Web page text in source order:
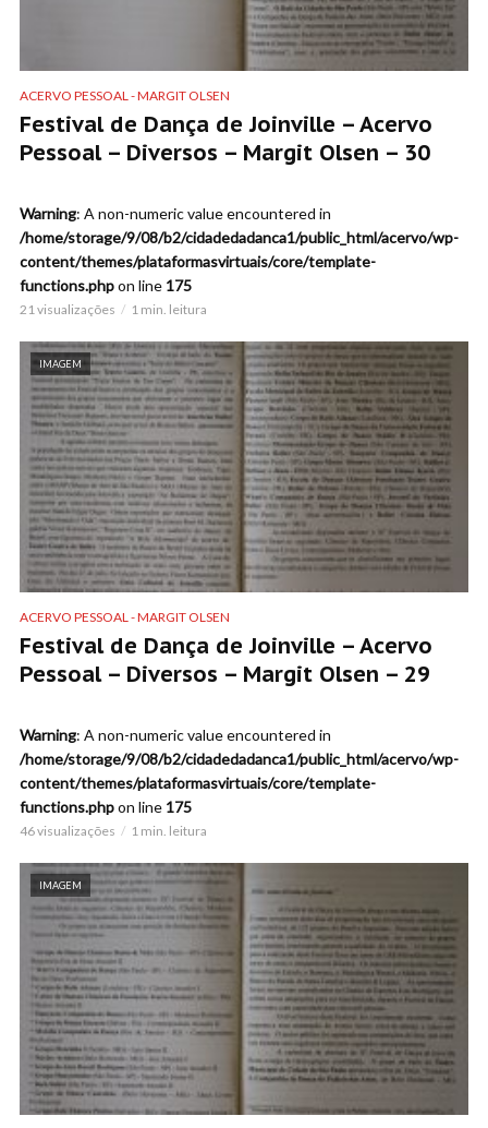
ACERVO PESSOAL - MARGIT OLSEN
Festival de Dança de Joinville – Acervo
Pessoal – Diversos – Margit Olsen – 30
Warning: A non-numeric value encountered in
/home/storage/9/08/b2/cidadedadanca1/public_html/acervo/wp-
content/themes/plataformasvirtuais/core/template-
functions.phpon line 175
21 visualizações 1 min. leitura
IMAGEM
ACERVO PESSOAL - MARGIT OLSEN
Festival de Dança de Joinville – Acervo
Pessoal – Diversos – Margit Olsen – 29
Warning: A non-numeric value encountered in
/home/storage/9/08/b2/cidadedadanca1/public_html/acervo/wp-
content/themes/plataformasvirtuais/core/template-
functions.phpon line 175
46 visualizações 1 min. leitura
IMAGEM